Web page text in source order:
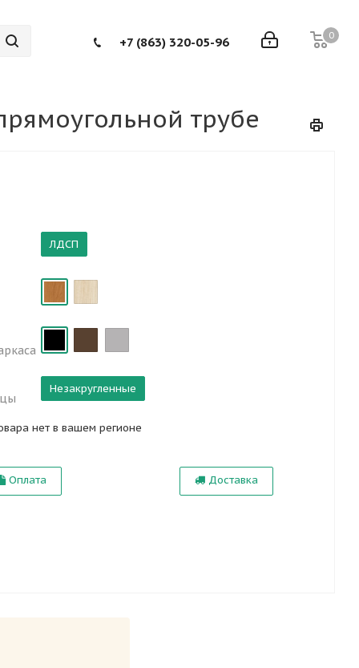
0
+7 (863) 320-05-96
трубе
ЛДСП
Незакругленные
нет в вашем регионе
Оплата Доставка